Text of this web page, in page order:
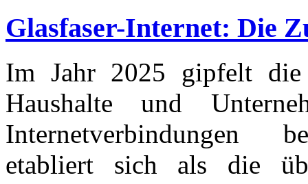
Glasfaser-Internet: Die
Im Jahr 2025 gipfelt die
Haushalte und
Internetverbindungen
etabliert sich als die